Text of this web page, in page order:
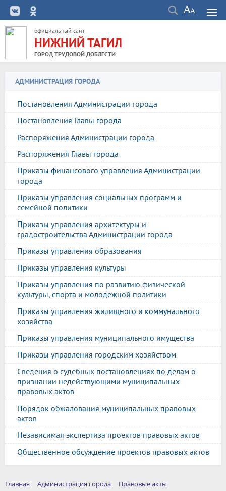
официальный сайт
НИЖНИЙ ТАГИЛ
ГОРОД ТРУДОВОЙ ДОБЛЕСТИ
АДМИНИСТРАЦИЯ ГОРОДА
Постановления Администрации города
Постановления Главы города
Распоряжения Администрации города
Распоряжения Главы города
Приказы финансового управления Администрации
города
Приказы управления социальных программ и
семейной политики
Приказы управления архитектуры и
градостроительства Администрации города
Приказы управления образования
Приказы управления культуры
Приказы управления по развитию физической
культуры, спорта и молодежной политики
Приказы управления жилищного и коммунального
хозяйства
Приказы управления муниципального имущества
Приказы управления городским хозяйством
Сведения о судебных постановлениях по делам о
признании недействующими муниципальных
правовых актов
Порядок обжалования муниципальных правовых
актов
Независимая экспертиза проектов правовых актов
Общественное обсуждение проектов правовых актов
Главная Администрация города
Правовые акты